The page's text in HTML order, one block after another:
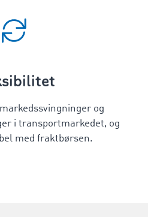
og
i transportmarkedet, og
med fraktbørsen.